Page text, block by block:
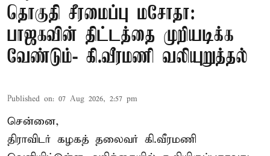
தொகுதி சீரமைப்பு மசோதா:
பாஜகவின் திட்டத்தை முறியடிக்க
வேண்டும்- கி.வீரமணி வலியுறுத்தல்
Published on: 07 Aug 2026, 2:57 pm
சென்னை,
திராவிடர் கழகத் தலைவர் கி.வீரமணி